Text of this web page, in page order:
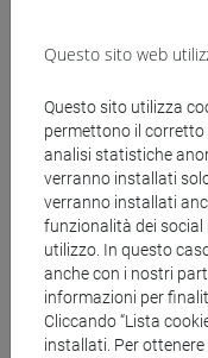
Docenti
CAMEROTTO
Materiali
Materiali su
Questo sito web
Questo sito utilizza
permettono il
analisi statistiche
verranno installati
verranno installati
funzionalità dei
utilizzo. In questo
anche con i nostri
informazioni per
Cliccando “Lista
installati. Per